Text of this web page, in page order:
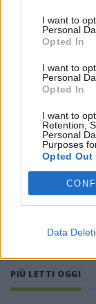
I want to
Personal
Opted In
I want to
Personal
Opted In
I want to
Retention,
Personal
Purposes
Opted Out
Data
PIÙ LETTI OGGI